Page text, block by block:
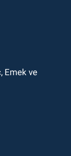
Emek ve